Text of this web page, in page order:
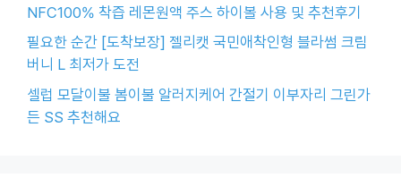
NFC100% 착즙 레몬원액 주스 하이볼 사용 및 추천후기
필요한 순간 [도착보장] 젤리캣 국민애착인형 블라썸 크림
버니 L 최저가 도전
셀럽 모달이불 봄이불 알러지케어 간절기 이부자리 그린가
든 SS 추천해요